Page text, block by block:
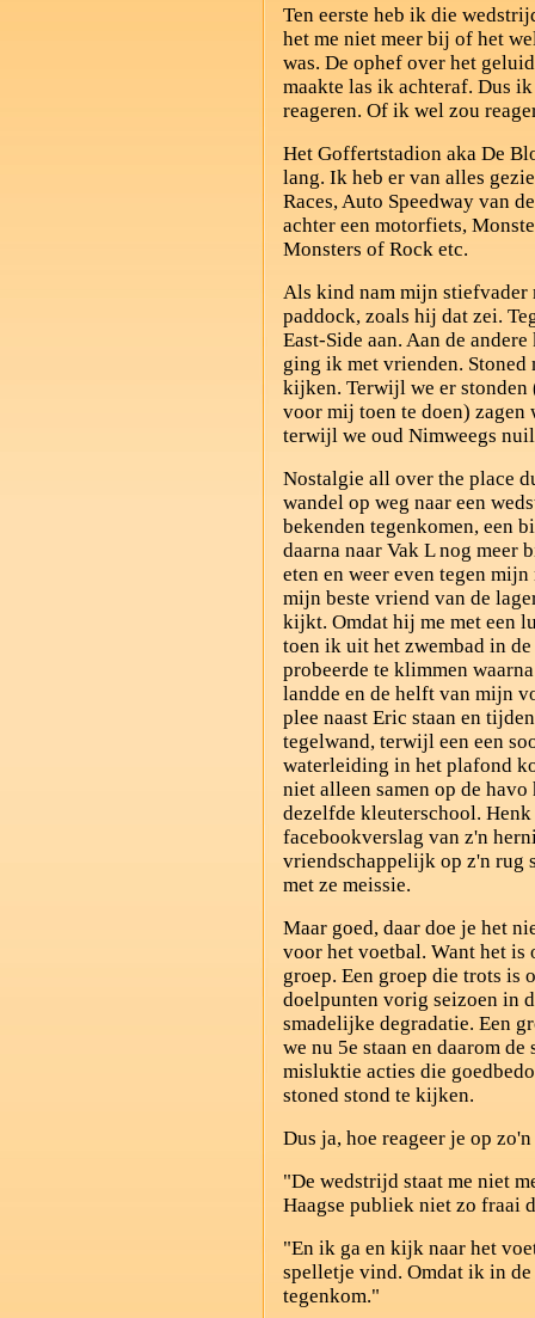
Ten eerste heb ik die
het me niet meer bij of het
was. De ophef over het
maakte las ik achteraf. Dus
reageren. Of ik wel zou
Het Goffertstadion aka De
lang. Ik heb er van alles
Races, Auto Speedway van
achter een motorfiets,
Monsters of Rock etc.
Als kind nam mijn stiefvader
paddock, zoals hij dat zei.
East-Side aan. Aan de
ging ik met vrienden. Stoned
kijken. Terwijl we er stonden
voor mij toen te doen) zagen
terwijl we oud Nimweegs
Nostalgie all over the place
wandel op weg naar een
bekenden tegenkomen, een
daarna naar Vak L nog
eten en weer even tegen
mijn beste vriend van de
kijkt. Omdat hij me met een
toen ik uit het zwembad in
probeerde te klimmen
landde en de helft van mijn
plee naast Eric staan en
tegelwand, terwijl een een
waterleiding in het plafond
niet alleen samen op de
dezelfde kleuterschool.
facebookverslag van z'n
vriendschappelijk op z'n rug
met ze meissie.
Maar goed, daar doe je het
voor het voetbal. Want het is
groep. Een groep die trots is
doelpunten vorig seizoen in
smadelijke degradatie. Een
we nu 5e staan en daarom
misluktie acties die
stoned stond te kijken.
Dus ja, hoe reageer je op
"De wedstrijd staat me niet
Haagse publiek niet zo fraai
"En ik ga en kijk naar het
spelletje vind. Omdat ik in
tegenkom."